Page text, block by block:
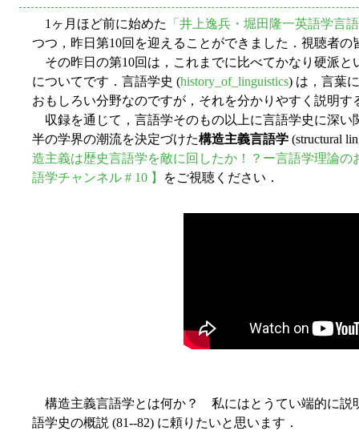
1ヶ月ほど前に始めた
「井上逸兵・堀田隆一英語学言
つつ，昨日第10回を迎えることができました．視聴者
その昨日の第10回は，これまでに比べてかなり硬派と
についてです．言語学史 (history_of_linguistics) は，言葉
おもしろい分野なのですが，それを分かりやすく説明す
収録を通じて，言語学そのもの以上に言語学史に深い
半の学界の潮流を決定づけた構造主義言語学 (structural
造主義は歴史言語学を敵に回したか！？ー言語学理論
語学チャンネル # 10 】
をご視聴ください．
構造主義言語学とは何か？ 私にはとうてい端的に説
語学史の概説 (81--82) に頼りたいと思います．